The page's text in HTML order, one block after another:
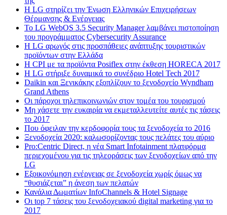
H LG στηρίζει την Ένωση Ελληνικών Επιχειρήσεων
Θέρμανσης & Ενέργειας
Το LG WebOS 3.5 Security Manager λαμβάνει πιστοποίηση
του προγράμματος Cybersecurity Assurance
Η LG αρωγός στις προσπάθειες ανάπτυξης τουριστικών
προϊόντων στην Ελλάδα
Η CPI με τα προϊόντα Posiflex στην έκθεση HORECA 2017
H LG στήριξε δυναμικά το συνέδριο Hotel Tech 2017
Daikin και Ξενικάκης εξοπλίζουν το ξενοδοχείο Wyndham
Grand Athens
Οι πάροχοι τηλεπικοινωνιών στον τομέα του τουρισμού
Μη χάσετε την ευκαιρία να εκμεταλλευτείτε αυτές τις τάσεις
το 2017
Που όφειλαν την κερδοφορία τους τα ξενοδοχεία το 2016
Ξενοδοχεία 2020: καλωσορίζοντας τους πελάτες του αύριο
Pro:Centric Direct, η νέα Smart Infotainment πλατφόρμα
περιεχομένου για τις τηλεοράσεις των ξενοδοχείων από την
LG
Εξοικονόμηση ενέργειας σε ξενοδοχεία χωρίς όμως να
“θυσιάζεται” η άνεση των πελατών
Κανάλια Δωματίων InfoChannels & Hotel Signage
Οι top 7 τάσεις του ξενοδοχειακού digital marketing για το
2017